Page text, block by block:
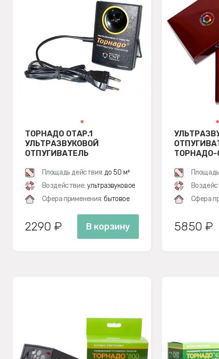
ТОРНАДО ОТАР.1
УЛЬТРАЗВУКОВОЙ
ОТПУГИВАТЕЛЬ
Площадь действия: до 50 м²
Воздействие: ультразвуковое
Сфера применения: бытовое
2290 ₽ В корзину
ТОРНАДО-
Сфера
5850 ₽